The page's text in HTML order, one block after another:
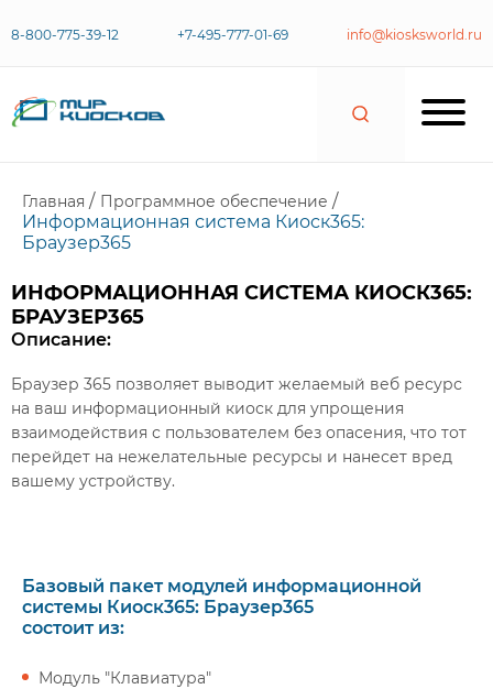
8-800-775-39-12 +7-495-777-01-69 info@kiosksworld.ru
Главная / Программное обеспечение /
Информационная система Киоск365:
Браузер365
ИНФОРМАЦИОННАЯ СИСТЕМА КИОСК365:
БРАУЗЕР365
Описание:
Браузер 365 позволяет выводит желаемый веб ресурс
на ваш информационный киоск для упрощения
взаимодействия с пользователем без опасения, что тот
перейдет на нежелательные ресурсы и нанесет вред
вашему устройству.
Базовый пакет модулей информационной
системы Киоск365: Браузер365
состоит из:
Модуль "Клавиатура"